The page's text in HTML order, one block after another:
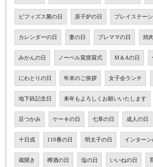
ビフィズス菌の日 原子炉の日 プレイステー
カレンダーの日 妻の日 プレママの日 焼
みかんの日 ノーベル賞授賞式 M＆Aの日
にわとりの日 年末のご挨拶 女子会ランチ
地下鉄記念日 来年もよろしくお願いいたします
豆つかみ ケーキの日 七草の日 成人の日
十日戎 110番の日 明太子の日 インターン
蔵開き 樽酒の日 塩の日 いいねの日